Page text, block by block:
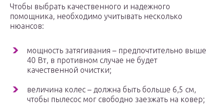
Чтобы выбрать качественного и надежного
помощника, необходимо учитывать несколько
нюансов:
мощность затягивания – предпочтительно выше
40 Вт, в противном случае не будет
качественной очистки;
величина колес – должна быть больше 6,5 см,
чтобы пылесос мог свободно заезжать на ковер;